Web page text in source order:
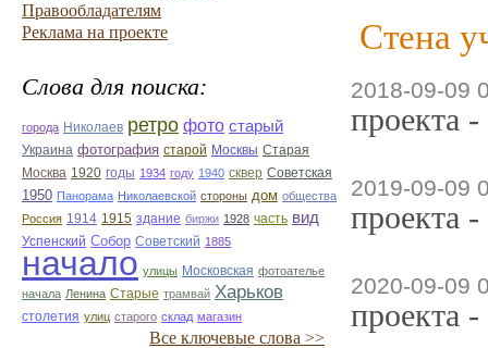
Правообладателям
Реклама на проекте
Слова для поиска:
города Николаев ретро фото старый
Украина фотография старой Москвы Старая
Москва 1920 годы 1934 году 1940 сквер Советская
1950 Панорама Николаевской стороны дом общества
Россия 1914 1915 здание биржи 1928 часть вид
Успенский Собор Советский 1885
начало улицы Московская фотоателье
начала Ленина Старые трамвай Харьков
столетия улиц старого склад магазин
Все ключевые слова >>
Стена
2018-09-09
проекта
2019-09-09
проекта
2020-09-09
проекта